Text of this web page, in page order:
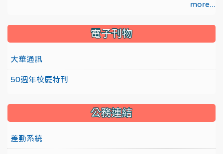
more...
電子刊物
大華通訊
50週年校慶特刊
公務連結
差勤系統